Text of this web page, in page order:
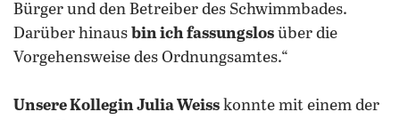
Bürger und den Betreiber des Schwimmbades.
Darüber hinaus bin ich fassungslos über die
Vorgehensweise des Ordnungsamtes.“
Unsere Kollegin Julia Weiss konnte mit einem der